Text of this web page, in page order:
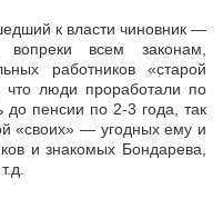
к власти чиновник —
вопреки всем законам,
работников «старой
что люди проработали по
до пенсии по 2-3 года, так
«своих» — угодных ему и
и знакомых Бондарева,